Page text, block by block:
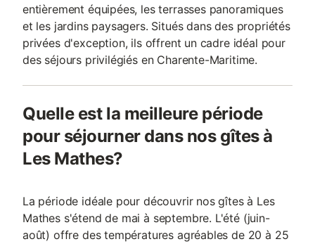
entièrement équipées, les terrasses panoramiques
et les jardins paysagers. Situés dans des propriétés
privées d'exception, ils offrent un cadre idéal pour
des séjours privilégiés en Charente-Maritime.
Quelle est la meilleure période
pour séjourner dans nos gîtes à
Les Mathes?
La période idéale pour découvrir nos gîtes à Les
Mathes s'étend de mai à septembre. L'été (juin-
août) offre des températures agréables de 20 à 25